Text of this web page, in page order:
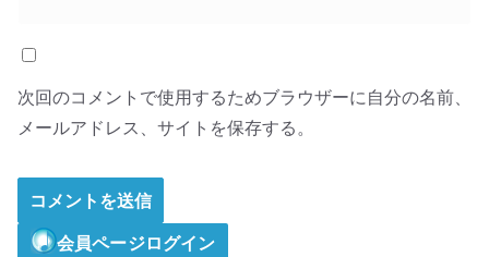
次回のコメントで使用するためブラウザーに自分の名前、
メールアドレス、サイトを保存する。
会員ページログイン